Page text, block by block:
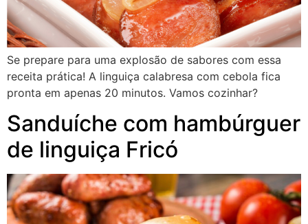
Se prepare para uma explosão de sabores com essa
receita prática! A linguiça calabresa com cebola fica
pronta em apenas 20 minutos. Vamos cozinhar?
Sanduíche com hambúrguer
de linguiça Fricó